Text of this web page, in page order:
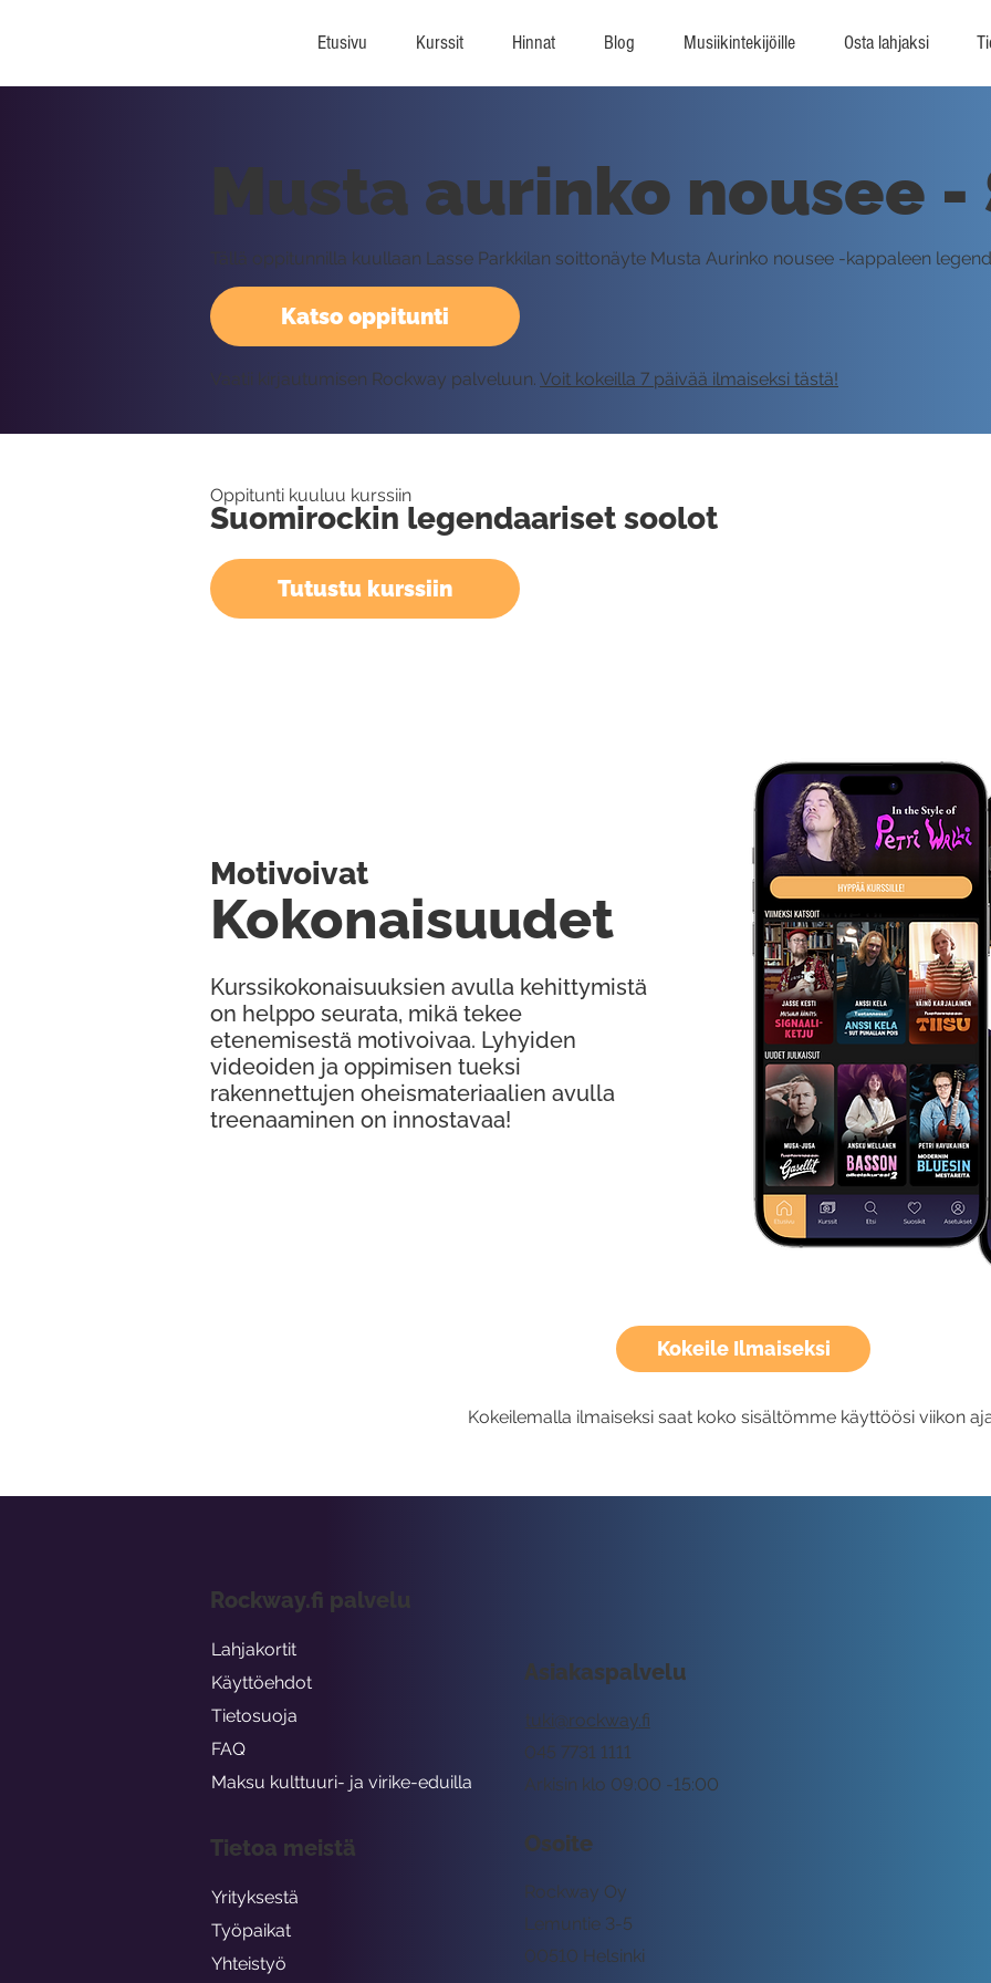
Etusivu Kurssit Hinnat Blog Musiikintekijöille Osta lahjaksi
Kokeile Ilmaiseksi
Kokeilemalla ilmaiseksi saat koko sisältömme käyttöösi viikon
Katso oppitunti
Musta aurinko nousee
Tällä oppitunnilla kuullaan Lasse Parkkilan soittonäyte Musta Aurinko nousee -kappaleen
Vaatii kirjautumisen Rockway palveluun. Voit kokeilla 7 päivää ilmaiseksi tästä!
Oppitunti kuuluu kurssiin
Suomirockin legendaariset soolot
Tutustu kurssiin
Kurssikokonaisuuksien avulla kehittymistä
on helppo seurata, mikä tekee
etenemisestä motivoivaa. Lyhyiden
videoiden ja oppimisen tueksi
rakennettujen oheismateriaalien avulla
treenaaminen on innostavaa!
Kokonaisuudet
Motivoivat
Asiakaspalvelu
tuki@rockway.fi
Arkisin klo 09:00 -15:00
045 7731 1111
Osoite
Rockway Oy
Lemuntie 3-5
00510 Helsinki
Rockway.fi palvelu
Lahjakortit
Käyttöehdot
Tietosuoja
FAQ
Maksu kulttuuri- ja virike-eduilla
Tietoa meistä
Yrityksestä
Työpaikat
Yhteistyö